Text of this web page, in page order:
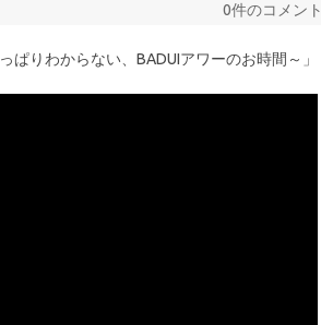
0件のコメント
ぱりわからない、BADUIアワーのお時間～」